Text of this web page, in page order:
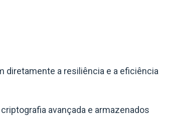
diretamente a resiliência e a eficiência
avançada e armazenados